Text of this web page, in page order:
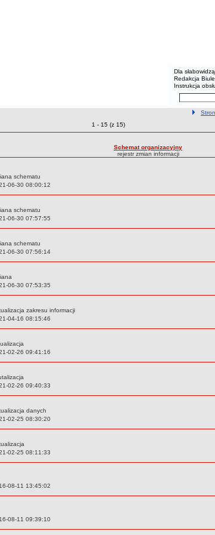
Menu
Dla
Redakcja
Instrukcja
Wyszukiwarka
ścieżka
Zmiany o pozycjach
1 - 15 (z 15)
Schemat organizacyjny
rejestr zmian informacji
schematu
06-30 08:00:12
schematu
06-30 07:57:55
schematu
06-30 07:56:14
06-30 07:53:35
zakresu informacji
04-16 08:15:46
02-26 09:41:16
02-26 09:40:33
danych
02-25 08:30:20
02-25 08:11:33
08-11 13:45:02
08-11 09:39:10